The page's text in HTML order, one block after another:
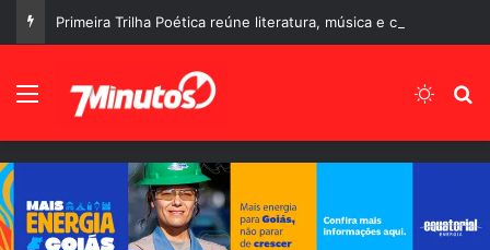
Menu